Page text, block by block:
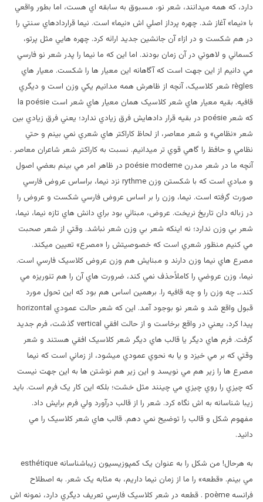
دارد، که همه ميدانند، شعر نو، مسبوق به سابقه اي هست، اما بطور واقعي
با «نيما» آغاز شد. چهره پرداز اصلي اش «نيما» است. نيما قراردادهاي سنتي را
در هم شکست و در ازاء آن جانشين جديد ارائه کرد. چهره هايي مثل پرتو،
کسمائي و لاهوتي در آن زمان بودند. اما اين که ما نيما را پدر شعر نو فارسي
مي دانيم از اين جهت است که آگاهانه اين معيار ها را شکست. معيار هاي
règles شعر کلاسيک، آنچه از ظاهرش همه مدانيم يکي وزن است و ديگري
قافيه. بقيه معيار هاي شعر کلاسيک همان معيار هاي شعر است la poésie
که شعر poésie در بقيه قرار دادهايش فرق زيادي ندارد؛ يعني فرق زيادي بين
شعر «نظامي» و شعر معاصر، از لحاظ کاراکتر هاي شعري نمي بينم و حتي
نظامي و حافظ را گاهي قوي تر ميدانيم. نسبت به کاراکتر شعر شاعران معاصر .
آنچه ما در شعر مدرن poésie moderne در ظاهر امر مي بينم بعضي اصول
و مبادي است که با شکستن وزن rythme نزد نيما، براساس عروض فارسي
صورت گرفته است. نيما، وزن را بر اساس عروض فارسي شکست و عروض را
در زباله دان تاريخ نريخت. عروض، مبنائي بود براي دانش هاي تازه نيما، نيما،
شعر بي وزن ندارد؛ نه اينکه شعر بي وزن شعر نباشد. وقتي از شعر صحبت
مي کنيم منظور شعري است که خصوصيتش را «مصرع» تعيين ميکند.
مصرع هاي نيما وزن دارند و مبنايش هم وزن عروض کلاسيک فارسي است.
نيما، وزن عروضي را کاملاًحذف نمي کند، ضرورت هاي آن را هم تئوريزه مي
کند،ـ چه وزن را و چه قافيه را. برهمين اساس هم بود که اين تحول مورد
قبول واقع شد و شعر نو بوجود آمد. اين که شعر حالت عمودي horizontal
پيدا کرد، يعني در واقع برخاست و از حالت افقي vertical گذشت، فرم جديد
گرفت. فرم هاي ديگر يا قالب هاي ديگر شعر کلاسيک افقي هستند و شعر
وقتي که بر مي خيزد و يا به نحوي عمودي ميشود، از زماني است که نيما
مصرع ها را زير هم مي نويسد و اين زير هم نوشتن ها به اين جهت نيست
که چيزي را روي چيزي مي چينند مثل خشت؛ بلکه اين کار يک فرم است. بايد
زيبا شناسانه به اش نگاه کرد. شعر را از قالب درآورد ولي فرم برايش داد.
مفهوم شکل و قالب را توضيح نمي دهم. قالب هاي شعر کلاسيک را مي
دانيد.
به هرحال! من شکل را به عنوان يک کمپوزيسيون زيباشناسانه esthétique
مي بينم. «قطعه» را ما از زمان نيما داريم، به مثابه يک شعر. به اصطلاح
فرانسه poème . قطعه در شعر کلاسيک فارسي تعريف ديگري دارد، نمونه اش